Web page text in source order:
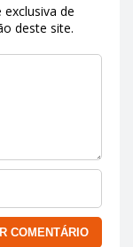
de
deste site.